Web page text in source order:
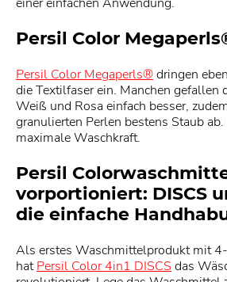
Persil Color
Persil Color Megaperls®dringen
die Textilfaser ein. Manchen gefallen
Weiß und Rosa einfach besser,
granulierten Perlen bestens Staub
maximale Waschkraft.
Persil
vorportioniert: DISCS
die einfache
Als erstes Waschmittelprodukt mit
hatPersil Color 4in1 DISCS das